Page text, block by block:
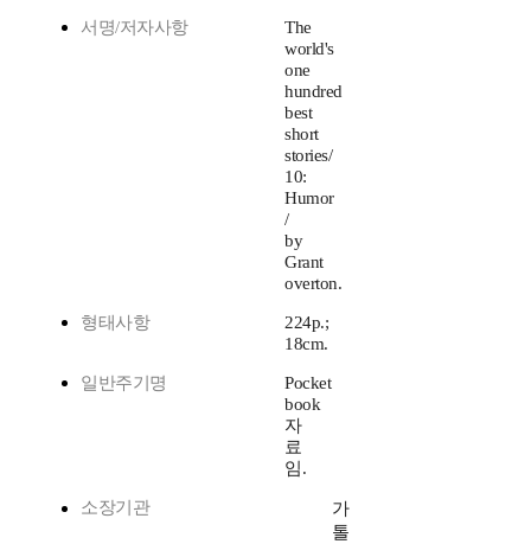
서명/저자사항
The
world's
one
hundred
best
short
stories/
10:
Humor
/
by
Grant
overton.
형태사항
224p.;
18cm.
일반주기명
Pocket
book
자
료
임.
소장기관
가
톨